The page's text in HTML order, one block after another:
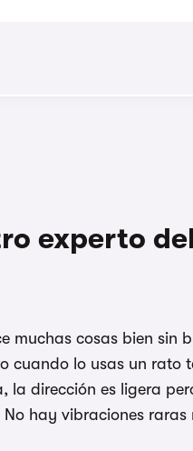
experto
muchas cosas bien sin
cuando lo usas un rato
la dirección es ligera
hay vibraciones